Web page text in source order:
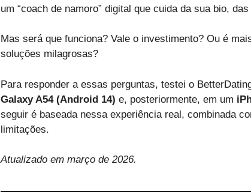
um “coach de namoro” digital que cuida da sua bio,
Mas será que funciona? Vale o investimento? Ou é
soluções milagrosas?
Para responder a essas perguntas, testei o
Galaxy A54 (Android 14) e, posteriormente, em um
seguir é baseada nessa experiência real, combinada
limitações.
Atualizado em março de 2026.